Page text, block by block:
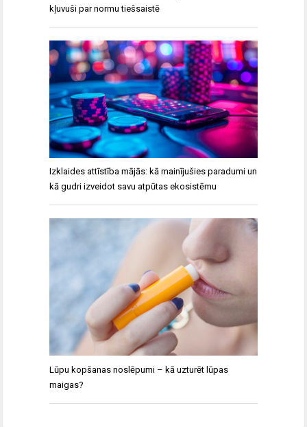
kļuvuši par normu tiešsaistē
Izklaides attīstība mājās: kā mainījušies paradumi un
kā gudri izveidot savu atpūtas ekosistēmu
Lūpu kopšanas noslēpumi – kā uzturēt lūpas
maigas?